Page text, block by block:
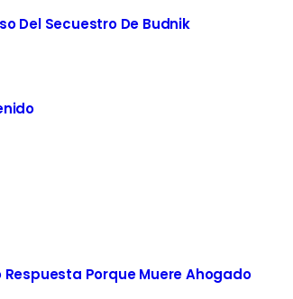
Del Secuestro De Budnik
Porque Muere Ahogado